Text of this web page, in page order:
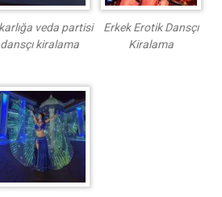
veda partisi
dansçı kiralama
Erkek Erotik Dansçı
Kiralama